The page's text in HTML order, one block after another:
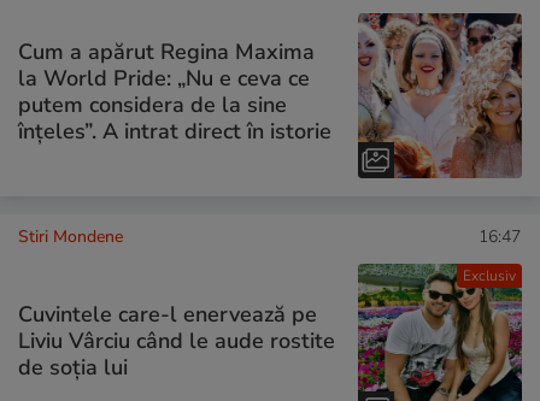
Cum a apărut Regina Maxima
la World Pride: „Nu e ceva ce
putem considera de la sine
înțeles”. A intrat direct în istorie
Exclusiv
Stiri Mondene 16:47
Cuvintele care-l enervează pe
Liviu Vârciu când le aude rostite
de soția lui